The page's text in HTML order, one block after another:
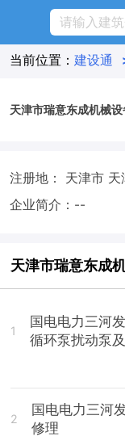
当前位置： 建设通
天津市瑞意东成机械
注册地： 天津市 天
企业简介：--
天津市瑞意东成
1
国电电力三河
循环泵扰动泵
2
国电电力三河
修理